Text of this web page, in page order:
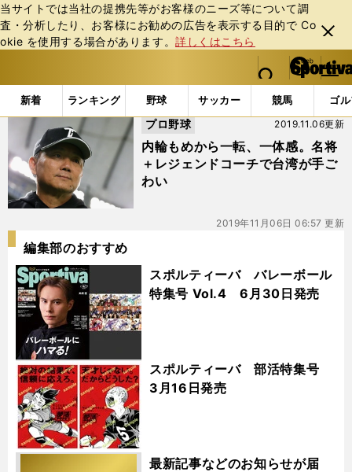
当サイトでは当社の提携先等がお客様のニーズ等について調
査・分析したり、お客様にお勧めの広告を表⽰する⽬的で Co
okie を使⽤する場合があります。詳しくはこちら
閉じ
る
web Sportiva (webスポルティーバ)
検索
マイペ
ー
ジ
メニュ
新着 ランキング 野球 サッカー 競馬 ゴ
b
ス
テ
ィ
ー
バ
「#江少慶」の最新ニュース・ 情報
内輪もめから一転、一体感。名将
＋レジェンドコーチで台湾が手ご
わい
2019.11.06更新
プロ野球
2019年11月06日 06:57 更新
編集部のおすすめ
スポルティーバ バレーボール
特集号 Vol.4 6月30日発売
スポルティーバ 部活特集号
3月16日発売
最新記事などのお知らせが届